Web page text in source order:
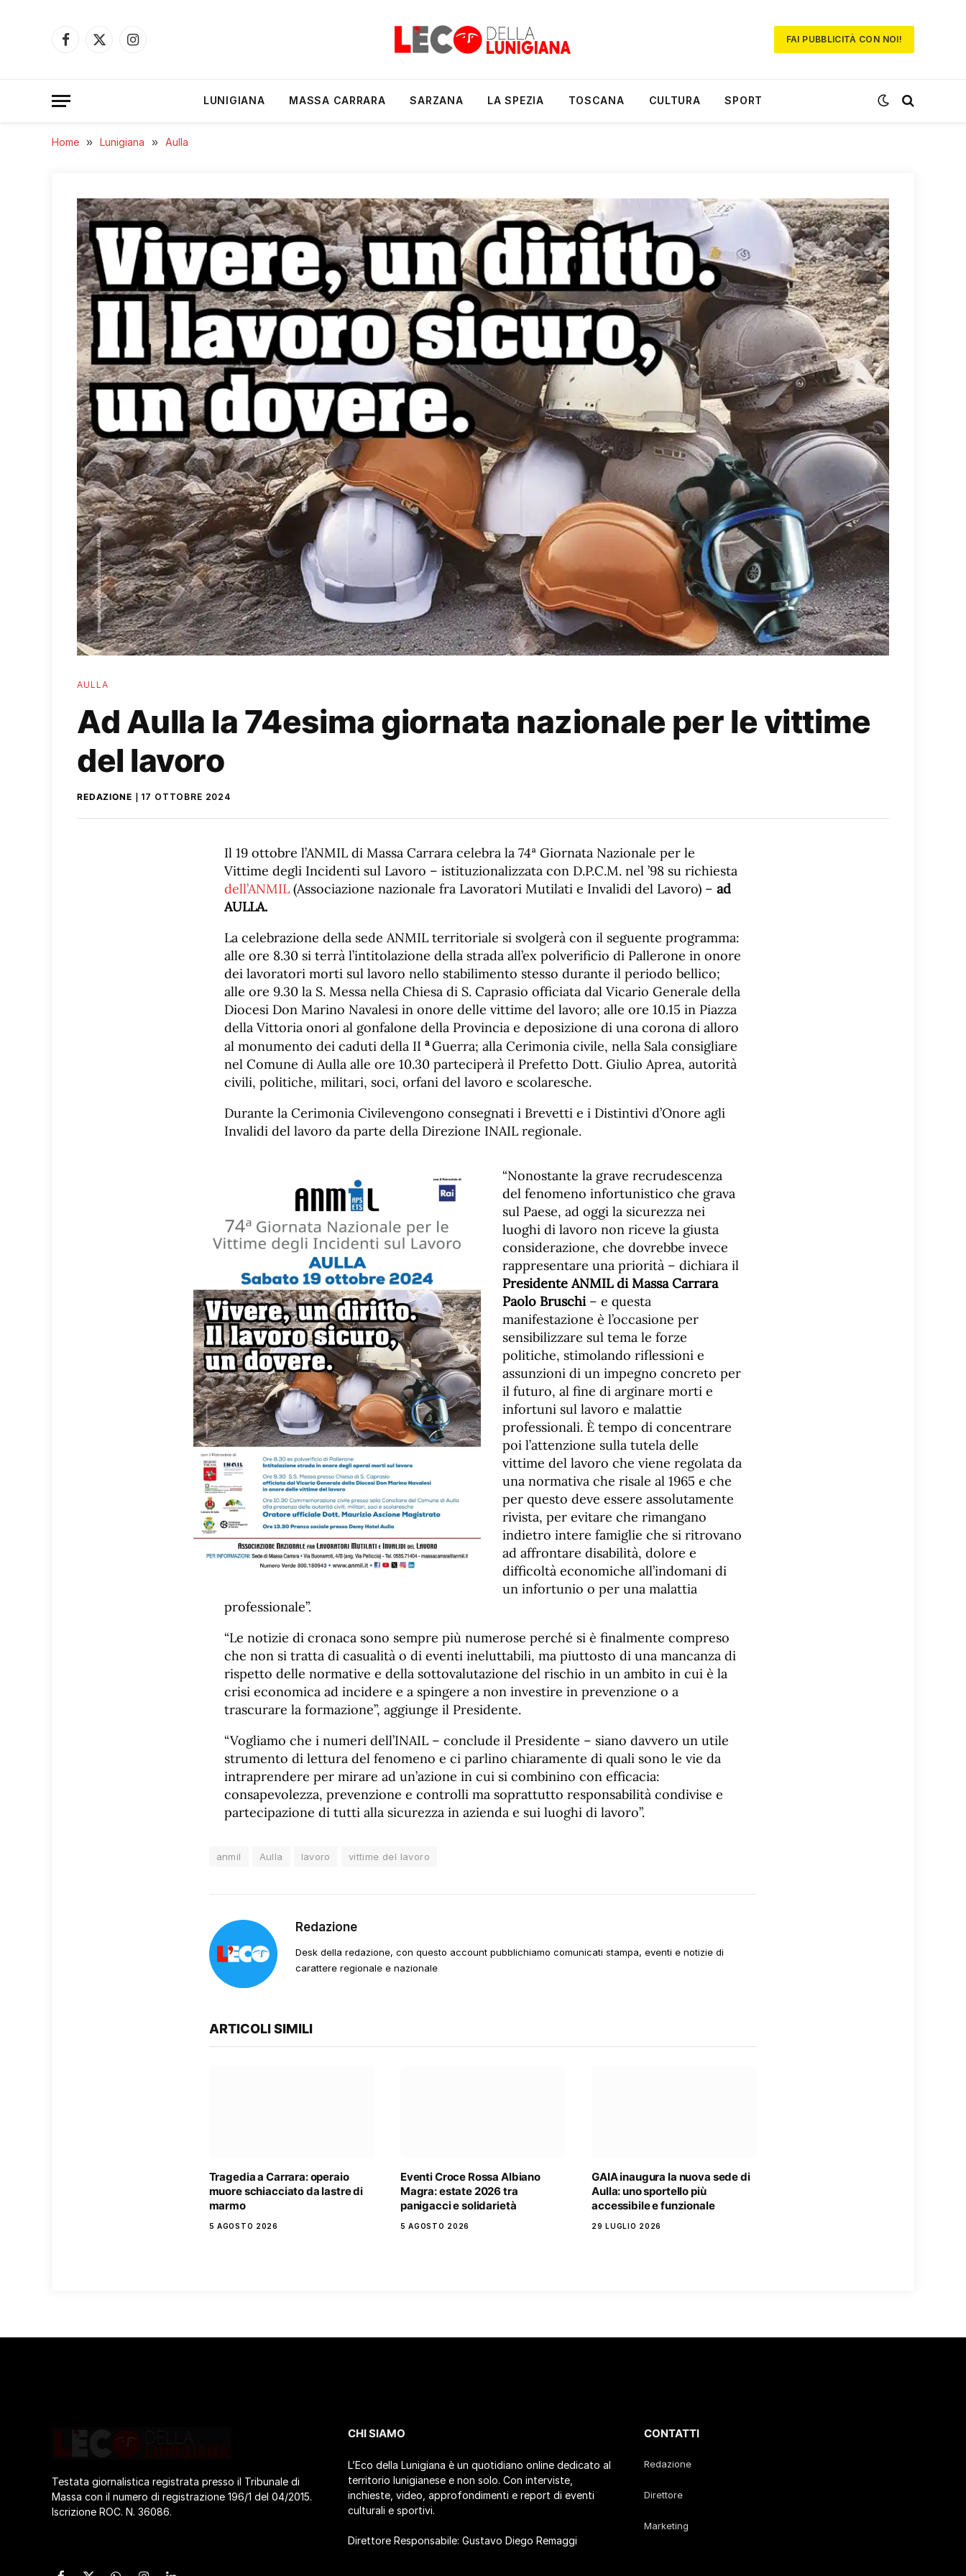
Facebook
X
Instagram
FAI PUBBLICITÀ CON NOI!
LUNIGIANA MASSA CARRARA SARZANA LA SPEZIA TOSCANA CULTURA SPORT
Home » Lunigiana » Aulla
AULLA
Ad Aulla la 74esima giornata nazionale per le vittime
del lavoro
REDAZIONE 17 OTTOBRE 2024
Il 19 ottobre l’ANMIL di Massa Carrara celebra la 74ª Giornata Nazionale per le
Vittime degli Incidenti sul Lavoro – istituzionalizzata con D.P.C.M. nel ’98 su richiesta
dell’ANMIL (Associazione nazionale fra Lavoratori Mutilati e Invalidi del Lavoro) – ad
AULLA.
La celebrazione della sede ANMIL territoriale si svolgerà con il seguente programma:
alle ore 8.30 si terrà l’intitolazione della strada all’ex polverificio di Pallerone in onore
dei lavoratori morti sul lavoro nello stabilimento stesso durante il periodo bellico;
alle ore 9.30 la S. Messa nella Chiesa di S. Caprasio officiata dal Vicario Generale della
Diocesi Don Marino Navalesi in onore delle vittime del lavoro; alle ore 10.15 in Piazza
della Vittoria onori al gonfalone della Provincia e deposizione di una corona di alloro
al monumento dei caduti della II a Guerra; alla Cerimonia civile, nella Sala consigliare
nel Comune di Aulla alle ore 10.30 parteciperà il Prefetto Dott. Giulio Aprea, autorità
civili, politiche, militari, soci, orfani del lavoro e scolaresche.
Durante la Cerimonia Civilevengono consegnati i Brevetti e i Distintivi d’Onore agli
Invalidi del lavoro da parte della Direzione INAIL regionale.
“Nonostante la grave recrudescenza
del fenomeno infortunistico che grava
sul Paese, ad oggi la sicurezza nei
luoghi di lavoro non riceve la giusta
considerazione, che dovrebbe invece
rappresentare una priorità – dichiara il
Presidente ANMIL di Massa Carrara
Paolo Bruschi – e questa
manifestazione è l’occasione per
sensibilizzare sul tema le forze
politiche, stimolando riflessioni e
assunzioni di un impegno concreto per
il futuro, al fine di arginare morti e
infortuni sul lavoro e malattie
professionali. È tempo di concentrare
poi l’attenzione sulla tutela delle
vittime del lavoro che viene regolata da
una normativa che risale al 1965 e che
per questo deve essere assolutamente
rivista, per evitare che rimangano
indietro intere famiglie che si ritrovano
ad affrontare disabilità, dolore e
difficoltà economiche all’indomani di
un infortunio o per una malattia
professionale”.
“Le notizie di cronaca sono sempre più numerose perché si è finalmente compreso
che non si tratta di casualità o di eventi ineluttabili, ma piuttosto di una mancanza di
rispetto delle normative e della sottovalutazione del rischio in un ambito in cui è la
crisi economica ad incidere e a spingere a non investire in prevenzione o a
trascurare la formazione”, aggiunge il Presidente.
“Vogliamo che i numeri dell’INAIL – conclude il Presidente – siano davvero un utile
strumento di lettura del fenomeno e ci parlino chiaramente di quali sono le vie da
intraprendere per mirare ad un’azione in cui si combinino con efficacia:
consapevolezza, prevenzione e controlli ma soprattutto responsabilità condivise e
partecipazione di tutti alla sicurezza in azienda e sui luoghi di lavoro”.
anmil Aulla lavoro vittime del lavoro
Redazione
Desk della redazione, con questo account pubblichiamo comunicati stampa, eventi e notizie di
carattere regionale e nazionale
ARTICOLI SIMILI
Tragedia a Carrara: operaio
muore schiacciato da lastre di
marmo
5 AGOSTO 2026
Eventi Croce Rossa Albiano
Magra: estate 2026 tra
panigacci e solidarietà
5 AGOSTO 2026
GAIA inaugura la nuova sede di
Aulla: uno sportello più
accessibile e funzionale
29 LUGLIO 2026
Testata giornalistica registrata presso il Tribunale di
Massa con il numero di registrazione 196/1 del 04/2015.
Iscrizione ROC. N. 36086.
CHI SIAMO
L’Eco della Lunigiana è un quotidiano online dedicato al
territorio lunigianese e non solo. Con interviste,
inchieste, video, approfondimenti e report di eventi
culturali e sportivi.
Direttore Responsabile: Gustavo Diego Remaggi
CONTATTI
Redazione
Direttore
Marketing